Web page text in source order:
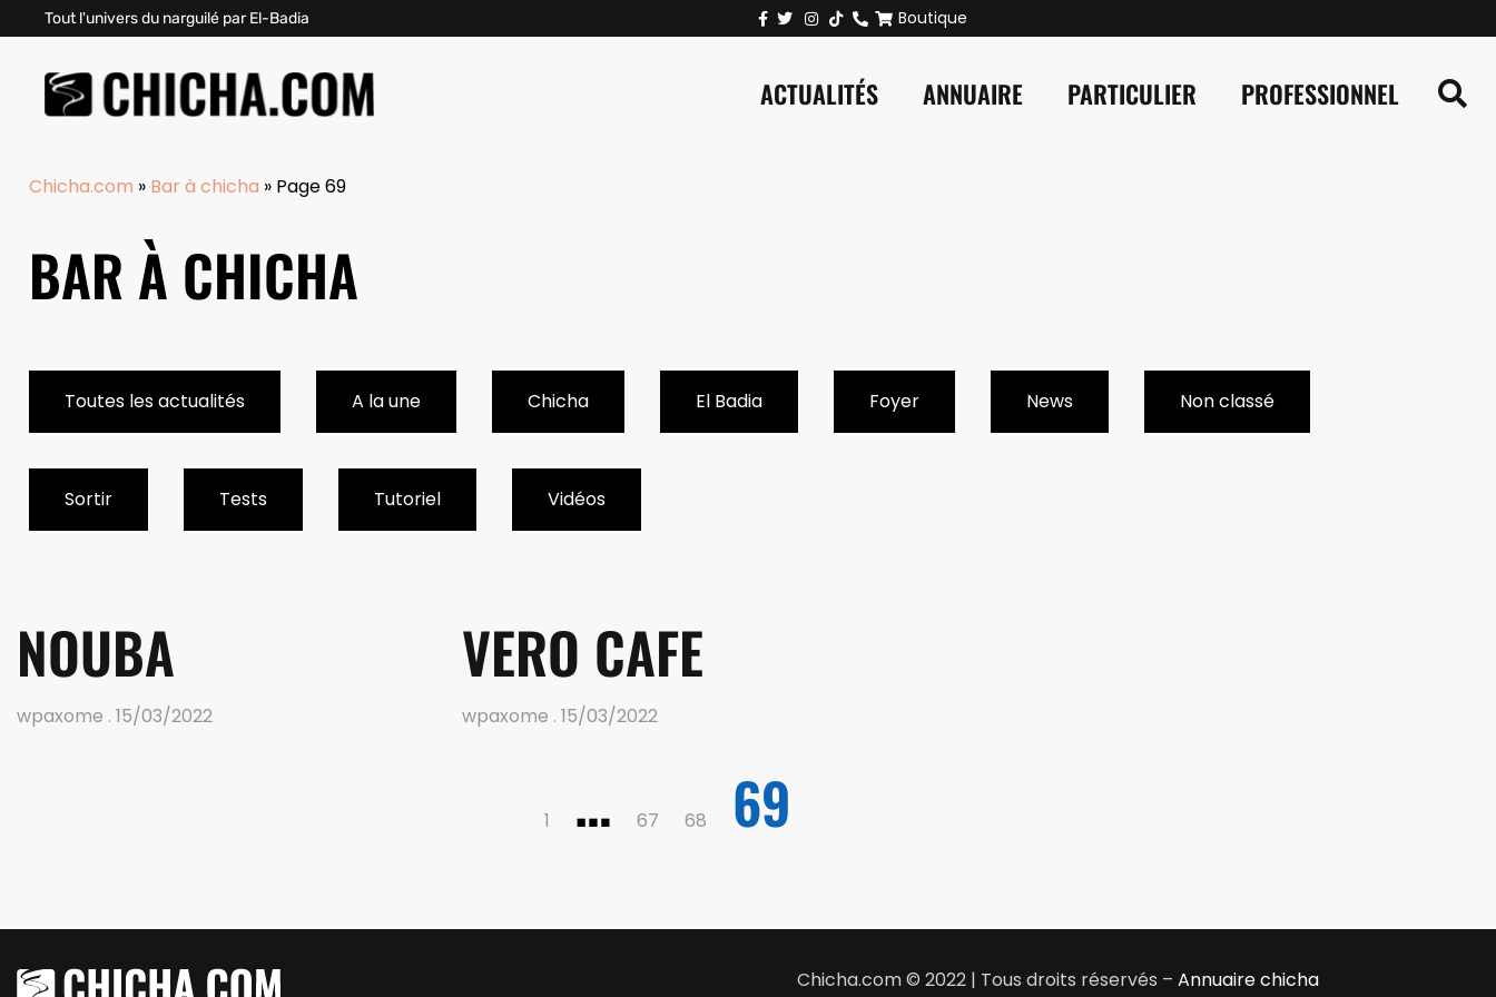
Tout l'univers du narguilé par El-Badia Boutique
ACTUALITÉS ANNUAIRE PARTICULIER PROFESSIONNEL
Chicha.com » Bar à chicha » Page 69
BAR À CHICHA
Toutes les actualités A la une Chicha El Badia Foyer News Non classé
Sortir Tests Tutoriel Vidéos
NOUBA
wpaxome 15/03/2022
VERO CAFE
wpaxome 15/03/2022
1 … 67 68 69
Chicha.com © 2022 | Tous droits réservés – Annuaire chicha